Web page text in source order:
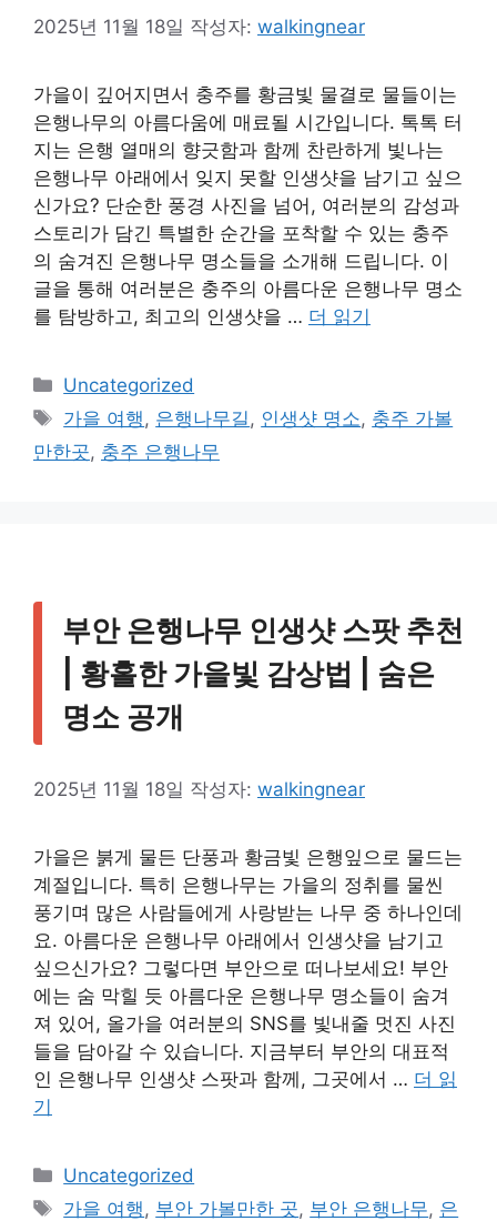
2025년 11월 18일 작성자: walkingnear
가을이 깊어지면서 충주를 황금빛 물결로 물들이는
은행나무의 아름다움에 매료될 시간입니다. 톡톡 터
지는 은행 열매의 향긋함과 함께 찬란하게 빛나는
은행나무 아래에서 잊지 못할 인생샷을 남기고 싶으
신가요? 단순한 풍경 사진을 넘어, 여러분의 감성과
스토리가 담긴 특별한 순간을 포착할 수 있는 충주
의 숨겨진 은행나무 명소들을 소개해 드립니다. 이
글을 통해 여러분은 충주의 아름다운 은행나무 명소
를 탐방하고, 최고의 인생샷을 … 더 읽기
카
테
고
리
Uncategorized
태
그
가을 여행 , 은행나무길 , 인생샷 명소, 충주 가볼
만한곳, 충주 은행나무
부안 은행나무 인생샷 스팟 추천
| 황홀한 가을빛 감상법 | 숨은
명소 공개
2025년 11월 18일 작성자: walkingnear
가을은 붉게 물든 단풍과 황금빛 은행잎으로 물드는
계절입니다. 특히 은행나무는 가을의 정취를 물씬
풍기며 많은 사람들에게 사랑받는 나무 중 하나인데
요. 아름다운 은행나무 아래에서 인생샷을 남기고
싶으신가요? 그렇다면 부안으로 떠나보세요! 부안
에는 숨 막힐 듯 아름다운 은행나무 명소들이 숨겨
져 있어, 올가을 여러분의 SNS를 빛내줄 멋진 사진
들을 담아갈 수 있습니다. 지금부터 부안의 대표적
인 은행나무 인생샷 스팟과 함께, 그곳에서 … 더 읽
기
카
테
Uncategorized
태
가을 여행 , 부안 가볼만한 곳, 부안 은행나무, 은